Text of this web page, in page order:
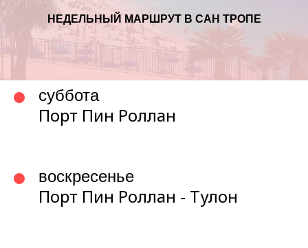
НЕДЕЛЬНЫЙ МАРШРУТ В САН ТРОПЕ
суббота
Порт Пин Роллан
воскресенье
Порт Пин Роллан - Тулон